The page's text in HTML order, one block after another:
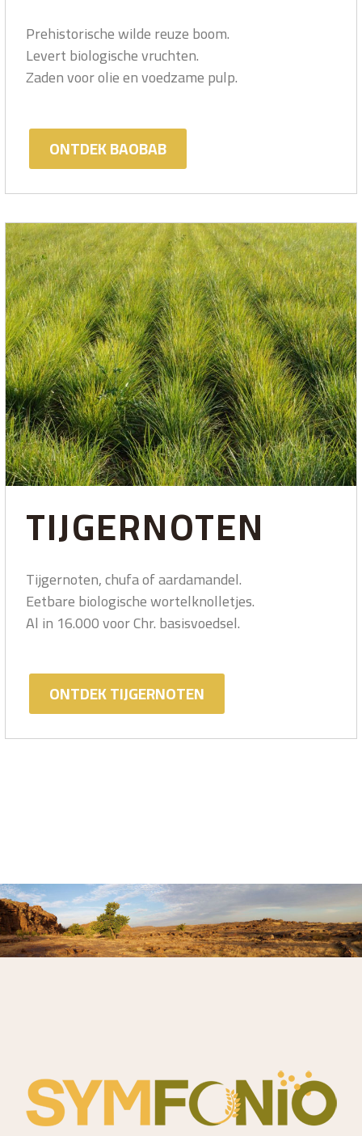
Prehistorische wilde reuze boom.
Levert biologische vruchten.
Zaden voor olie en voedzame pulp.
ONTDEK BAOBAB
TIJGERNOTEN
Tijgernoten, chufa of aardamandel.
Eetbare biologische wortelknolletjes.
Al in 16.000 voor Chr. basisvoedsel.
ONTDEK TIJGERNOTEN